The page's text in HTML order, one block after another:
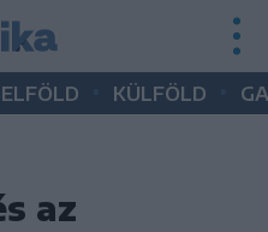
KÜLFÖLD
az